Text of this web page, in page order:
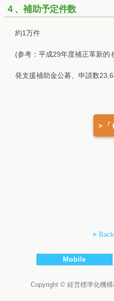
４、補助予定件数
約1万件
(参考：平成29年度補正革新的
発支援補助金公募、申請数
＞「
Mobile
Copyright © 経営標準化機